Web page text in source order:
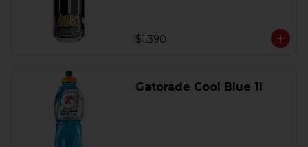
$1.390
Gatorade Cool Blue 1l